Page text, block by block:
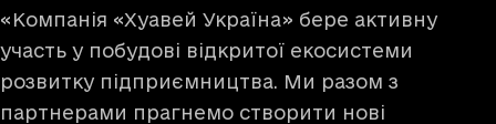
«Компанія «Хуавей Україна» бере активну
участь у побудові відкритої екосистеми
розвитку підприємництва. Ми разом з
партнерами прагнемо створити нові